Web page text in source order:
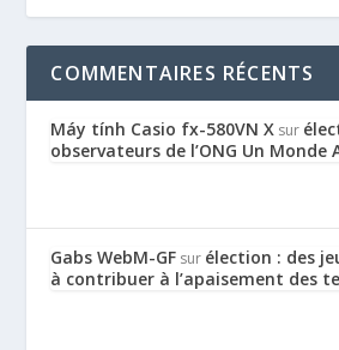
COMMENTAIRES RÉCENTS
Máy tính Casio fx-580VN X sur
observateurs de l’ONG Un Monde
Gabs WebM-GF sur élection : des
à contribuer à l’apaisement des